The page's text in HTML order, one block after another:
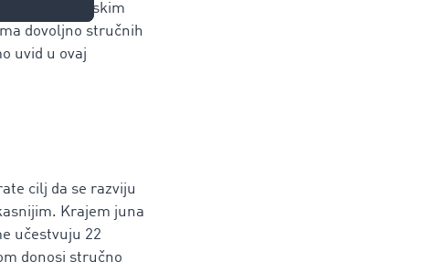
informacijskim
dovoljno stručnih
uvid u ovaj
cilj da se razviju
Krajem juna
učestvuju 22
donosi stručno